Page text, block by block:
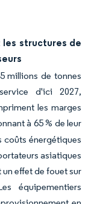
structures de
millions de tonnes
d'ici 2027,
les marges
à 65 % de leur
énergétiques
asiatiques
effet de fouet sur
équipementiers